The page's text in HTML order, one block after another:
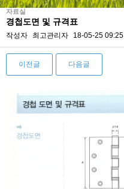
자료실
경첩도면 및 규격표
작성자 최고관리자 18-05-25 09:25
이전글 다음글
본문